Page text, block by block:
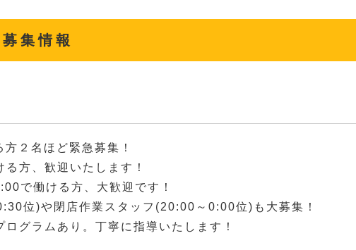
募集情報
２名ほど緊急募集！
方、歓迎いたします！
で働ける方、大歓迎です！
位)や閉店作業スタッフ(20:00～0:00位)も大募集！
グラムあり。丁寧に指導いたします！